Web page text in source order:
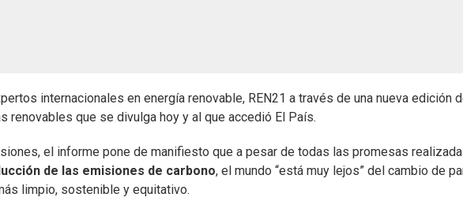
internacionales en energía renovable, REN21 a través de una nueva edición
renovables que se divulga hoy y al que accedió El País.
el informe pone de manifiesto que a pesar de todas las promesas
de las emisiones de carbono, el mundo “está muy lejos” del cambio de
limpio, sostenible y equitativo.